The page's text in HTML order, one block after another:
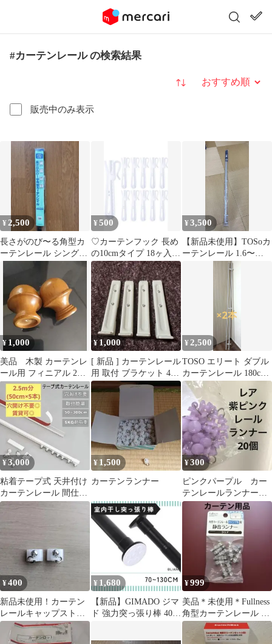
#カーテンレール の検索結果
販売中のみ表示
並び替え
¥ 2,500
長さがのび〜る角型カ
ーテンレール シングル
セット 1.1-2.0m
¥500
♡カーテンフック 長め
の10cmタイプ 18ヶ入り
♡
¥3,500
【新品未使用】TOSoカ
ーテンレール 1.6〜
3.0m用ホワイト 伸縮タ
¥1,000
美品 木製 カーテンレ
ール用 フィニアル 2個
セット
¥1,000
[ 新品 ] カーテンレール
用 取付 ブラケット 4個
セット 木ネジ付き
¥ 2,500
TOSO エリート ダブル
カーテンレール 180cm
ホワイト 2本セット
¥3,000
粘着テープ式 天井付け
カーテンレール 間仕切
り 2.5m DIY 穴開け不
¥ 1,500
カーテンランナー
¥300
ピンクパープル カー
テンレールランナー
20個 染色 姫系 デ
コラ かわいい
¥400
新品未使用！カーテン
レールキャップストッ
プ２個1セット
¥ 1,680
【新品】GIMADO ジマ
ド 強力突っ張り棒 40〜
¥999
美品＊未使用＊Fullness
角型カーテンレール ウ
ィンブル用 静音ランナ